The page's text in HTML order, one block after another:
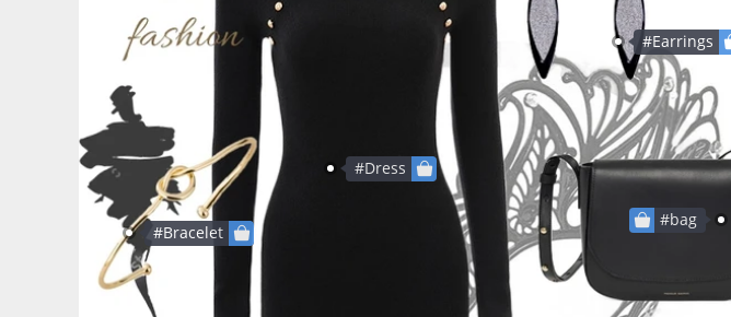
#Bracelet
#Earrings
#Dress
#bag